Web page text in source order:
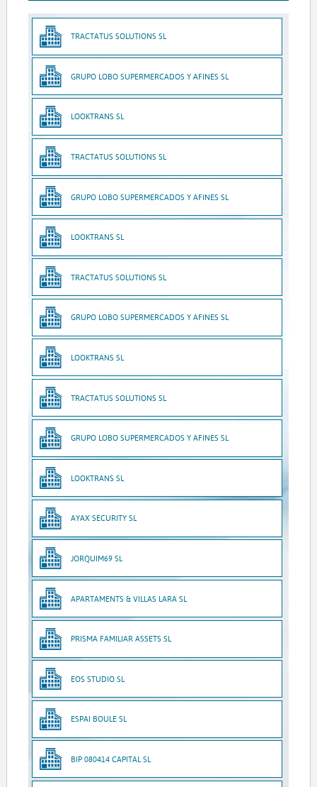
TRACTATUS SOLUTIONS SL
GRUPO LOBO SUPERMERCADOS Y AFINES SL
LOOKTRANS SL
TRACTATUS SOLUTIONS SL
GRUPO LOBO SUPERMERCADOS Y AFINES SL
LOOKTRANS SL
TRACTATUS SOLUTIONS SL
GRUPO LOBO SUPERMERCADOS Y AFINES SL
LOOKTRANS SL
TRACTATUS SOLUTIONS SL
GRUPO LOBO SUPERMERCADOS Y AFINES SL
LOOKTRANS SL
AYAX SECURITY SL
JORQUIM69 SL
APARTAMENTS & VILLAS LARA SL
PRISMA FAMILIAR ASSETS SL
EOS STUDIO SL
ESPAI BOULE SL
BIP 080414 CAPITAL SL